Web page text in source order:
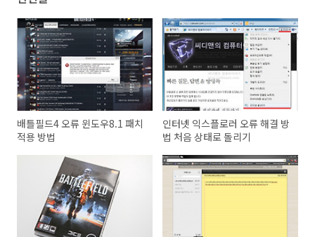
배틀필드4 오류 윈도우8.1 패치
적용 방법
인터넷 익스플로러 오류 해결 방
법 처음 상태로 돌리기